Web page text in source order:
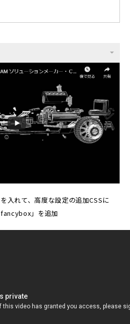
入れて、高度な設定の追加CSSに
fancybox」を追加